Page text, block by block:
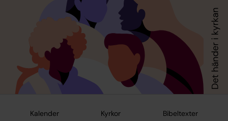
Kalender Kyrkor Bibeltexter